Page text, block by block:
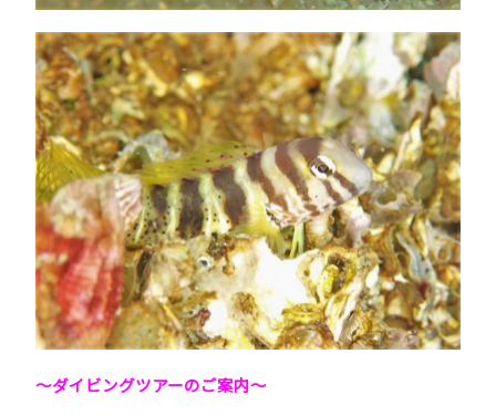
～ダイビングツアーのご案内～